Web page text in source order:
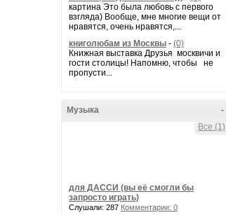
картина Это была любовь с первого
взгляда) Вообще, мне многие вещи от
нравятся, очень нравятся,...
книголюбам из Москвы - (0)
Книжная выставка Друзья москвичи и
гости столицы! Напомню, чтобы не
пропусти...
-
Музыка
Все (1)
для ДАССИ (вы её смогли бы
запросто играть)
Слушали: 287 Комментарии: 0